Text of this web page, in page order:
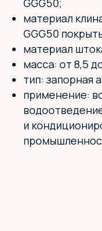
GGG50;
материал
GGG50
материал
масса: от 8,5
тип: запорная
применение:
и